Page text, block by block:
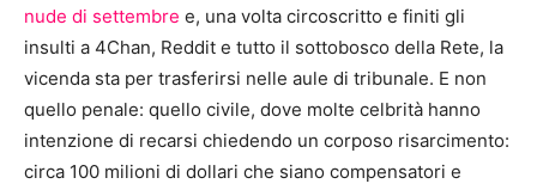
nude di settembre e, una volta circoscritto e finiti gli
insulti a 4Chan, Reddit e tutto il sottobosco della Rete, la
vicenda sta per trasferirsi nelle aule di tribunale. E non
quello penale: quello civile, dove molte celbrità hanno
intenzione di recarsi chiedendo un corposo risarcimento:
circa 100 milioni di dollari che siano compensatori e